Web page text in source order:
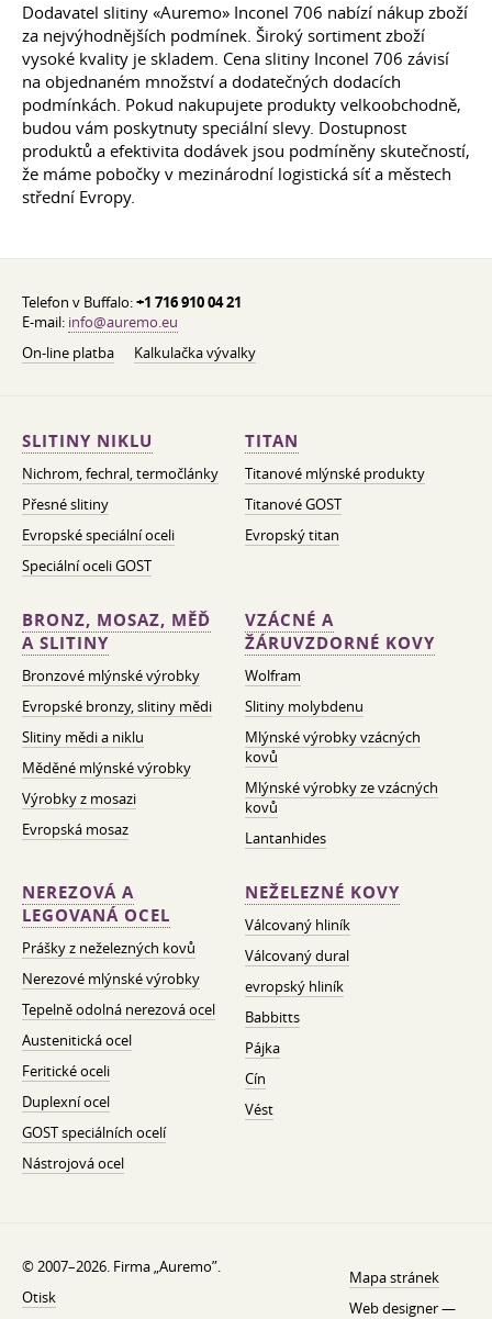
Dodavatel slitiny «Auremo» Inconel 706 nabízí nákup zboží
za nejvýhodnějších podmínek. Široký sortiment zboží
vysoké kvality je skladem. Cena slitiny Inconel 706 závisí
na objednaném množství a dodatečných dodacích
podmínkách. Pokud nakupujete produkty velkoobchodně,
budou vám poskytnuty speciální slevy. Dostupnost
produktů a efektivita dodávek jsou podmíněny skutečností,
že máme pobočky v mezinárodní logistická síť a městech
střední Evropy.
Telefon v Buffalo:+1 716 910 04 21
E-mail: info@auremo.eu
On-line platba
Kalkulačka vývalky
SLITINY NIKLU
Nichrom, fechral, termočlánky
Přesné slitiny
Evropské speciální oceli
Speciální oceli GOST
TITAN
Titanové mlýnské produkty
Titanové GOST
Evropský titan
BRONZ, MOSAZ, MĚĎ
A SLITINY
Bronzové mlýnské výrobky
Evropské bronzy, slitiny mědi
Slitiny mědi a niklu
Měděné mlýnské výrobky
Výrobky z mosazi
Evropská mosaz
VZÁCNÉ A
ŽÁRUVZDORNÉ KOVY
Wolfram
Slitiny molybdenu
Mlýnské výrobky vzácných
kovů
Mlýnské výrobky ze vzácných
kovů
Lantanhides
NEREZOVÁ A
LEGOVANÁ OCEL
Prášky z neželezných kovů
Nerezové mlýnské výrobky
Tepelně odolná nerezová ocel
Austenitická ocel
Feritické oceli
Duplexní ocel
GOST speciálních ocelí
Nástrojová ocel
NEŽELEZNÉ KOVY
Válcovaný hliník
Válcovaný dural
evropský hliník
Babbitts
Pájka
Cín
Vést
© 2007–2026. Firma „Auremo”.
Otisk
Mapa stránek
Web designer —